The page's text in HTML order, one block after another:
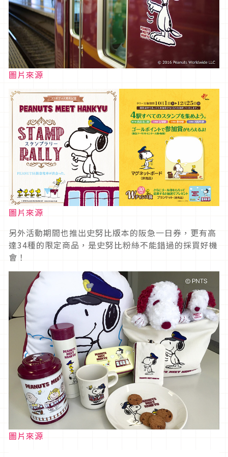
圖片來源
圖片來源
另外活動期間也推出史努比版本的阪急一日券，更有高
達34種的限定商品，是史努比粉絲不能錯過的採買好機
會！
圖片來源